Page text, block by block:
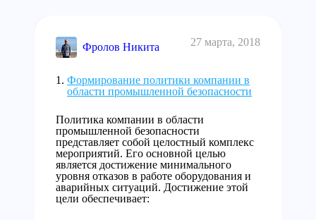
Фролов Никита 27 марта, 2018
Формирование политики компании в
области промышленной безопасности
Политика компании в области
промышленной безопасности
представляет собой целостный комплекс
мероприятий. Его основной целью
является достижение минимального
уровня отказов в работе оборудования и
аварийных ситуаций. Достижение этой
цели обеспечивает: